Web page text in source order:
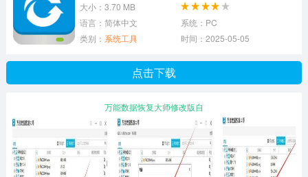
模拟经营
大小：3.70 MB
语言：简体中文
系统：PC
类别： 系统工具 时间：2025-05-05
点击下载
万能数据恢复大师修改版自